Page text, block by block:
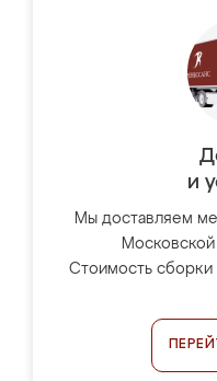
и
Мы доставляем
Московской
Стоимость сборки